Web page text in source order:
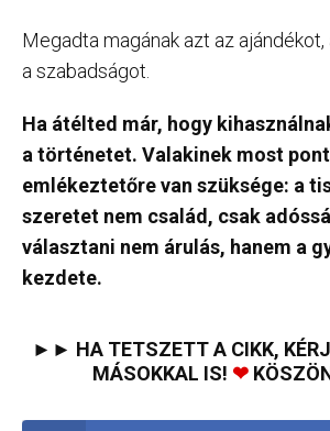
Megadta magának azt az ajándékot,
a szabadságot.
Ha átélted már, hogy
a történetet. Valakinek most
emlékeztetőre van szüksége: a
szeretet nem család, csak
választani nem árulás, hanem a
kezdete.
►► HA TETSZETT A CIKK,
MÁSOKKAL IS! ❤